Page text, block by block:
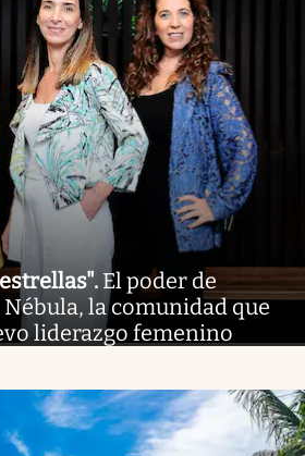
. El poder de
la comunidad que
liderazgo femenino